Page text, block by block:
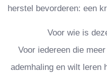
herstel bevorderen: een
Voor wie is
Voor iedereen die
ademhaling en wilt leren